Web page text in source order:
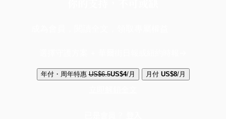
年付・周年特惠 US$6.5US$4/月 月付 US$8/月